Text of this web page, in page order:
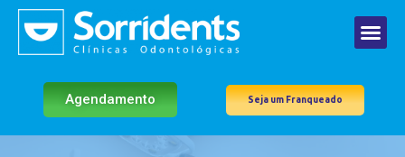
Agendamento Seja um Franqueado